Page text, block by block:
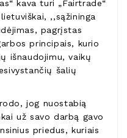
kava turi „Fairtrade“
,,sąžininga
pagrįstas
principais, kurio
išnaudojimu, vaikų
šalių
jog nuostabią
už savo darbą gavo
priedus, kuriais